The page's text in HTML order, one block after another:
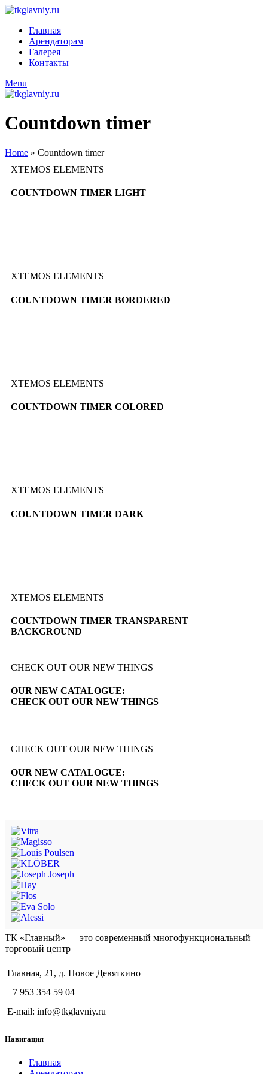
Главная
Арендаторам
Галерея
Контакты
Menu
Countdown timer
Home » Countdown timer
XTEMOS ELEMENTS
COUNTDOWN TIMER LIGHT
XTEMOS ELEMENTS
COUNTDOWN TIMER BORDERED
XTEMOS ELEMENTS
COUNTDOWN TIMER COLORED
XTEMOS ELEMENTS
COUNTDOWN TIMER DARK
XTEMOS ELEMENTS
COUNTDOWN TIMER TRANSPARENT
BACKGROUND
CHECK OUT OUR NEW THINGS
OUR NEW CATALOGUE:
CHECK OUT OUR NEW THINGS
CHECK OUT OUR NEW THINGS
OUR NEW CATALOGUE:
CHECK OUT OUR NEW THINGS
ТК «Главный» — это современный многофункциональный
торговый центр
Главная, 21, д. Новое Девяткино
+7 953 354 59 04
E-mail: info@tkglavniy.ru
Навигация
Главная